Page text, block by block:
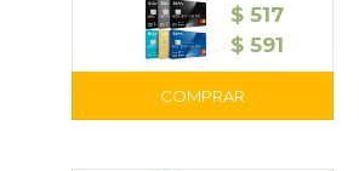
$ 517
$ 591